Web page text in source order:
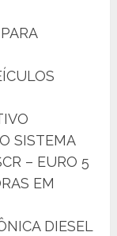
SISTEMA
– EURO 5
EM
DIESEL